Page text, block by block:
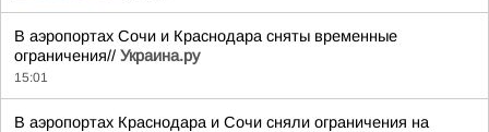
В аэропортах Сочи и Краснодара сняты временные
ограничения// Украина.ру
15:01
В аэропортах Краснодара и Сочи сняли ограничения на